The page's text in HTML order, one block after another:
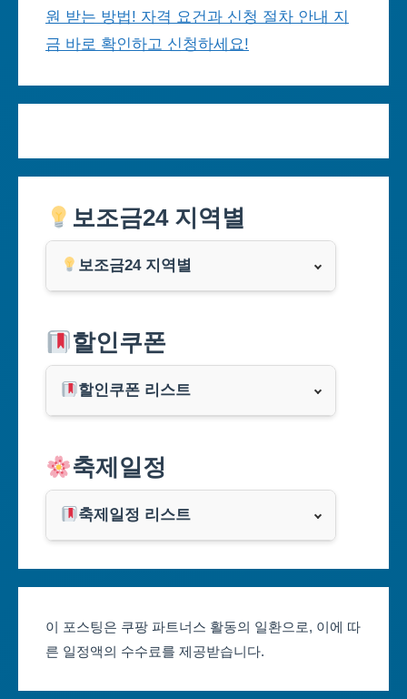
원 받는 방법! 자격 요건과 신청 절차 안내 지
금 바로 확인하고 신청하세요!
보조금24 지역별
보조금24 지역별
부산광역시
대구광역시
인천광역시
광주광역시
대전광역시
할인쿠폰
할인쿠폰 리스트
쿠팡
클룩
축제일정
축제일정 리스트
대구축제 일정
이 포스팅은 쿠팡 파트너스 활동의 일환으로, 이에 따
른 일정액의 수수료를 제공받습니다.